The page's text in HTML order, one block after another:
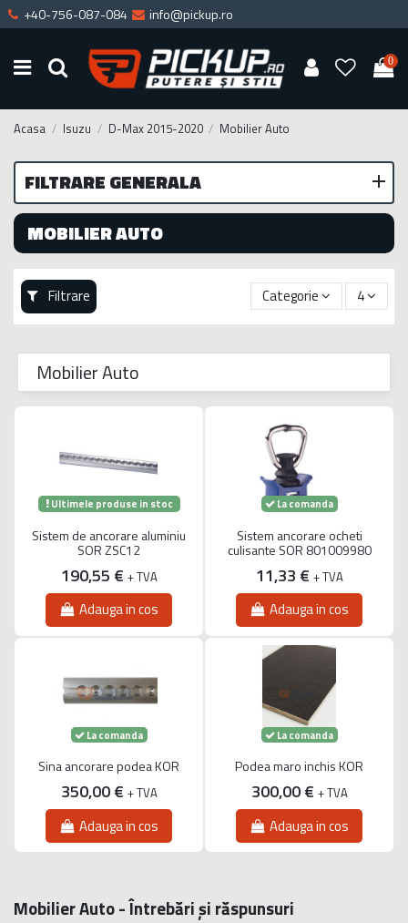
+40-756-087-084 info@pickup.ro
0
Acasa Isuzu D-Max 2015-2020 Mobilier Auto
MOBILIER AUTO
Filtrare Categorie 4
Mobilier Auto
Ultimele produse in stoc
Sistem de ancorare aluminiu
SOR ZSC12
190,55 € + TVA
Adauga in cos
La comanda
Sistem ancorare ocheti
culisante SOR 801009980
11,33 € + TVA
Adauga in cos
La comanda
Sina ancorare podea KOR
350,00 € + TVA
Adauga in cos
La comanda
Podea maro inchis KOR
300,00 € + TVA
Adauga in cos
Mobilier Auto - Întrebări și răspunsuri
FILTRARE GENERALA